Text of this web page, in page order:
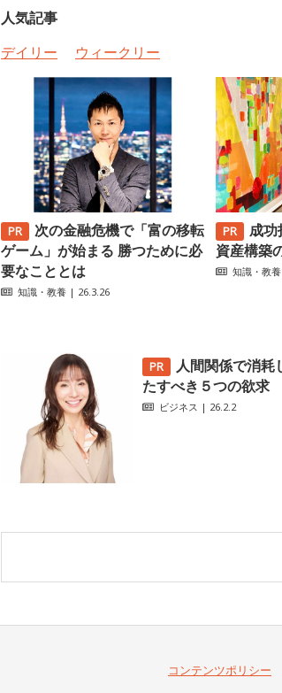
人気記事
デイリー
ウィークリー
次の金融危機で「富の移転
ゲーム」が始まる 勝つために必
要なこととは
知識・教養 | 26.3.26
成功
資産構築
知識・教養
人間関係で消耗
たすべき５つの欲求
ビジネス | 26.2.2
コンテンツポリシー